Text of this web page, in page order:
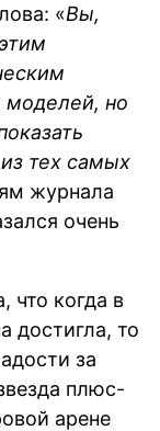
«Вы,
моделей, но
тех самых
журнала
очень
что когда в
достигла, то
за
плюс-
арене